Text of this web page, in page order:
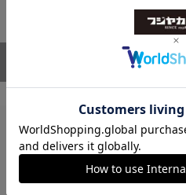
50GBの内蔵ストレージを備
ドが手元になくても、安心し
DJI独自設計のスクエアセン
6は、4Kカスタムモードを初
クロップできる新しい撮影体
複数の映像ブレ補正モ
2.5インチ 326 ppi 400×712
最大輝度800 cd/m²（標準
対応SDカード
microSD（最大1 TB）
推奨microSDカード（推奨モ
Lexar Professional SILVER
microSDXC
（0）
レビューはあ